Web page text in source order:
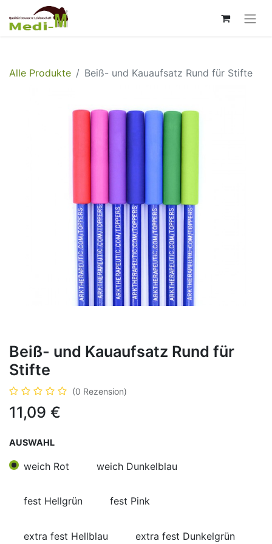
Alle Produkte Beiß- und Kauaufsatz Rund für Stifte
Beiß- und Kauaufsatz Rund für
Stifte
(0 Rezension)
11,09 €
AUSWAHL
weich Rot weich Dunkelblau
fest Hellgrün fest Pink
extra fest Hellblau extra fest Dunkelgrün